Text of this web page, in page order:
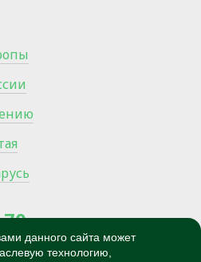
данного сайта может
технологию,